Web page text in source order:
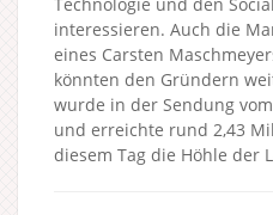
interessieren. Auch die
eines Carsten
könnten den Gründern
wurde in der Sendung
und erreichte rund 2,43
diesem Tag die Höhle der